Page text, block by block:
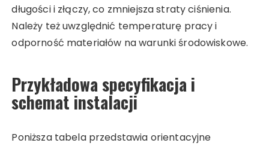
długości i złączy, co zmniejsza straty ciśnienia.
Należy też uwzględnić temperaturę pracy i
odporność materiałów na warunki środowiskowe.
Przykładowa specyfikacja i
schemat instalacji
Poniższa tabela przedstawia orientacyjne